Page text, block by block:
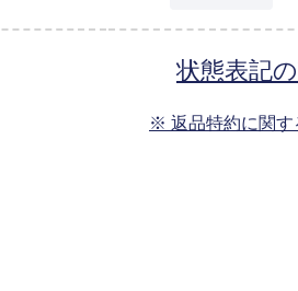
状態表記
※ 返品特約に関す